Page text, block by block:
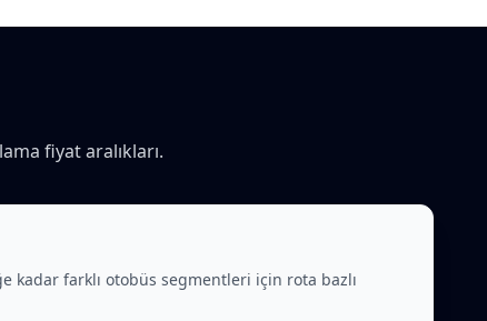
fiyat aralıkları.
kadar farklı otobüs segmentleri için rota bazlı